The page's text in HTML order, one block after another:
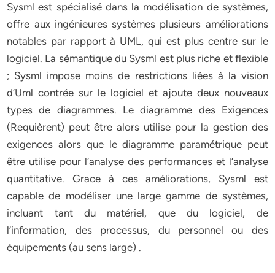
Sysml est spécialisé dans la modélisation de systèmes,
offre aux ingénieures systèmes plusieurs améliorations
notables par rapport à UML, qui est plus centre sur le
logiciel. La sémantique du Sysml est plus riche et flexible
; Sysml impose moins de restrictions liées à la vision
d’Uml contrée sur le logiciel et ajoute deux nouveaux
types de diagrammes. Le diagramme des Exigences
(Requièrent) peut être alors utilise pour la gestion des
exigences alors que le diagramme paramétrique peut
être utilise pour l’analyse des performances et l’analyse
quantitative. Grace à ces améliorations, Sysml est
capable de modéliser une large gamme de systèmes,
incluant tant du matériel, que du logiciel, de
l’information, des processus, du personnel ou des
équipements (au sens large) .